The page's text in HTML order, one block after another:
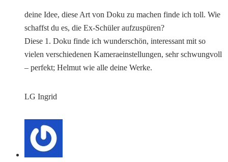
deine Idee, diese Art von Doku zu machen finde ich toll. Wie
schaffst du es, die Ex-Schüler aufzuspüren?
Diese 1. Doku finde ich wunderschön, interessant mit so
vielen verschiedenen Kameraeinstellungen, sehr schwungvoll
– perfekt; Helmut wie alle deine Werke.
LG Ingrid